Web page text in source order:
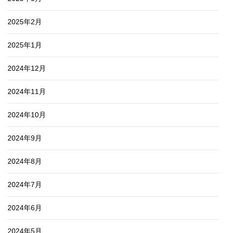
2025年2月
2025年1月
2024年12月
2024年11月
2024年10月
2024年9月
2024年8月
2024年7月
2024年6月
2024年5月